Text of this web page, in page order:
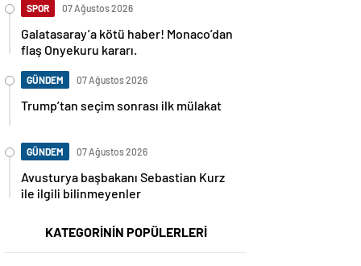
SPOR 07 Ağustos 2026
Galatasaray’a kötü haber! Monaco’dan
flaş Onyekuru kararı.
GÜNDEM 07 Ağustos 2026
Trump’tan seçim sonrası ilk mülakat
GÜNDEM 07 Ağustos 2026
Avusturya başbakanı Sebastian Kurz
ile ilgili bilinmeyenler
KATEGORİNİN POPÜLERLERİ